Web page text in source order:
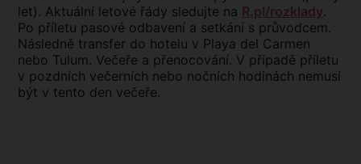
let). Aktuální letové řády sledujte na R.pl/rozklady.
Po příletu pasové odbavení a setkání s průvodcem.
Následně transfer do hotelu v Playa del Carmen
nebo Tulum. Večeře a přenocování. V případě příletu
v pozdních večerních nebo nočních hodinách nemusí
být v tento den večeře.